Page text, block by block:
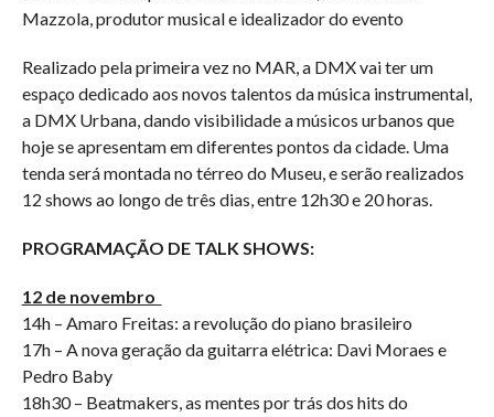
Mazzola, produtor musical e idealizador do evento
Realizado pela primeira vez no MAR, a DMX vai ter um
espaço dedicado aos novos talentos da música instrumental,
a DMX Urbana, dando visibilidade a músicos urbanos que
hoje se apresentam em diferentes pontos da cidade. Uma
tenda será montada no térreo do Museu, e serão realizados
12 shows ao longo de três dias, entre 12h30 e 20 horas.
PROGRAMAÇÃO DE TALK SHOWS:
12 de novembro
14h – Amaro Freitas: a revolução do piano brasileiro
17h – A nova geração da guitarra elétrica: Davi Moraes e
Pedro Baby
18h30 – Beatmakers, as mentes por trás dos hits do